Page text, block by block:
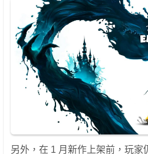
另外，在 1 月新作上架前，玩家